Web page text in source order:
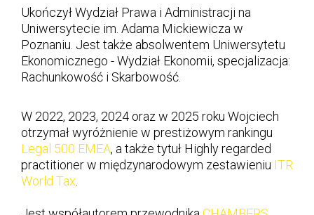
Ukończył Wydział Prawa i Administracji na
Uniwersytecie im. Adama Mickiewicza w
Poznaniu. Jest także absolwentem Uniwersytetu
Ekonomicznego - Wydział Ekonomii, specjalizacja:
Rachunkowość i Skarbowość.
W 2022, 2023, 2024 oraz w 2025 roku Wojciech
otrzymał wyróżnienie w prestiżowym rankingu
Legal 500 EMEA, a także tytuł Highly regarded
practitioner w międzynarodowym zestawieniu ITR
World Tax